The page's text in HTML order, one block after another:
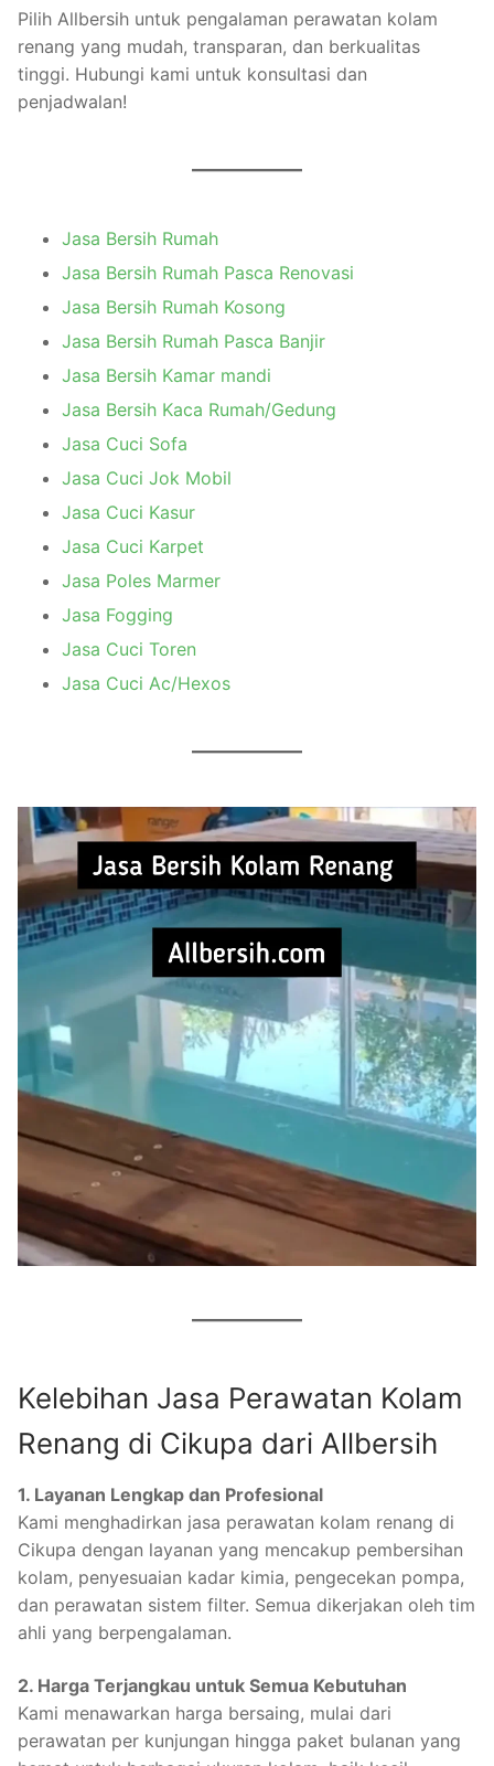
Pilih Allbersih untuk pengalaman perawatan kolam
renang yang mudah, transparan, dan berkualitas
tinggi. Hubungi kami untuk konsultasi dan
penjadwalan!
Jasa Bersih Rumah
Jasa Bersih Rumah Pasca Renovasi
Jasa Bersih Rumah Kosong
Jasa Bersih Rumah Pasca Banjir
Jasa Bersih Kamar mandi
Jasa Bersih Kaca Rumah/Gedung
Jasa Cuci Sofa
Jasa Cuci Jok Mobil
Jasa Cuci Kasur
Jasa Cuci Karpet
Jasa Poles Marmer
Jasa Fogging
Jasa Cuci Toren
Jasa Cuci Ac/Hexos
Kelebihan Jasa Perawatan Kolam
Renang di Cikupa dari Allbersih
1. Layanan Lengkap dan Profesional
Kami menghadirkan jasa perawatan kolam renang di
Cikupa dengan layanan yang mencakup pembersihan
kolam, penyesuaian kadar kimia, pengecekan pompa,
dan perawatan sistem filter. Semua dikerjakan oleh tim
ahli yang berpengalaman.
2. Harga Terjangkau untuk Semua Kebutuhan
Kami menawarkan harga bersaing, mulai dari
perawatan per kunjungan hingga paket bulanan yang